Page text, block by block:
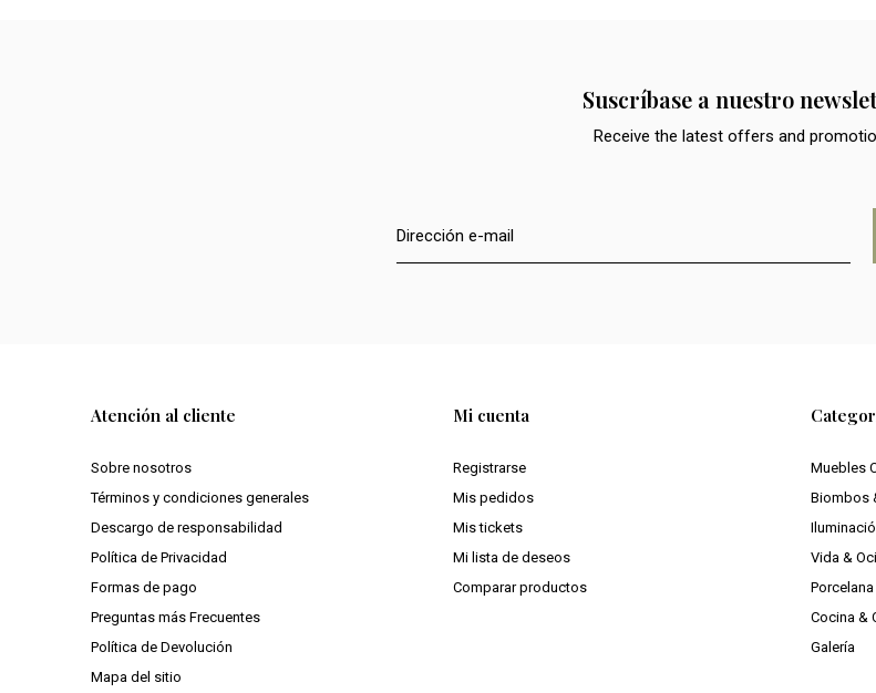
Suscríbase a nuestro
Receive the latest offers and
Atención al cliente
Sobre nosotros
Términos y condiciones generales
Descargo de responsabilidad
Política de Privacidad
Formas de pago
Preguntas más Frecuentes
Política de Devolución
Mapa del sitio
Mi cuenta
Registrarse
Mis pedidos
Mis tickets
Mi lista de deseos
Comparar productos
Muebles
Biombos
Vida &
Porcelana
Cocina &
Galería